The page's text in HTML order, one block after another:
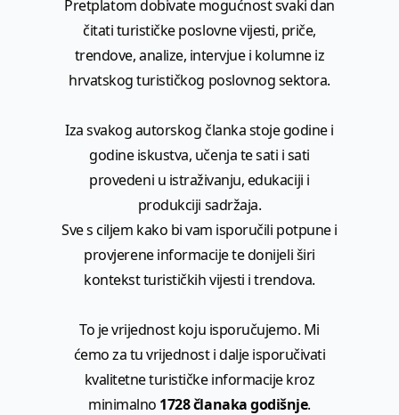
Pretplatom dobivate mogućnost svaki dan
čitati turističke poslovne vijesti, priče,
trendove, analize, intervjue i kolumne iz
hrvatskog turističkog poslovnog sektora.
Iza svakog autorskog članka stoje godine i
godine iskustva, učenja te sati i sati
provedeni u istraživanju, edukaciji i
produkciji sadržaja.
Sve s ciljem kako bi vam isporučili potpune i
provjerene informacije te donijeli širi
kontekst turističkih vijesti i trendova.
To je vrijednost koju isporučujemo. Mi
ćemo za tu vrijednost i dalje isporučivati
kvalitetne turističke informacije kroz
minimalno 1728 članaka godišnje.